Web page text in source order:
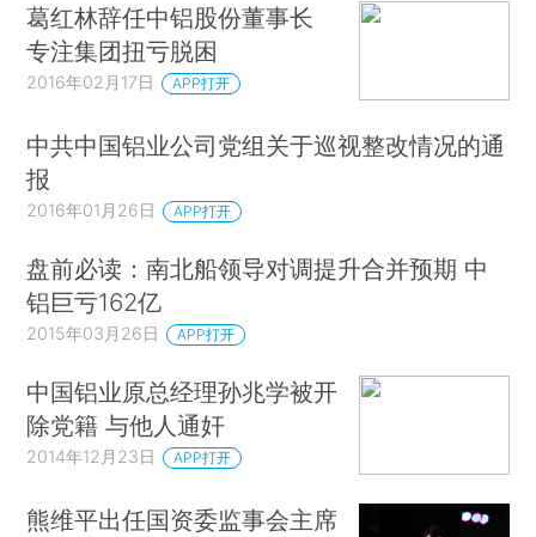
葛红林辞任中铝股份董事长
专注集团扭亏脱困
2016年02月17日 APP打开
中共中国铝业公司党组关于巡视整改情况的通
报
2016年01月26日 APP打开
盘前必读：南北船领导对调提升合并预期 中
铝巨亏162亿
2015年03月26日 APP打开
中国铝业原总经理孙兆学被开
除党籍 与他人通奸
2014年12月23日 APP打开
熊维平出任国资委监事会主席